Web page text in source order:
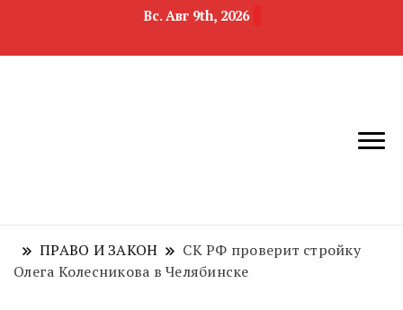
Вс. Авг 9th, 2026
область
недвижимости
ПРАВО И ЗАКОН
СК РФ проверит стройку
Олега Колесникова в Челябинске